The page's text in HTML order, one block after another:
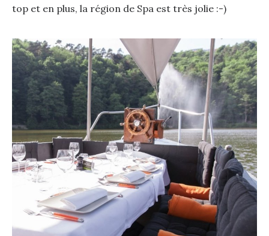
top et en plus, la région de Spa est très jolie :-)